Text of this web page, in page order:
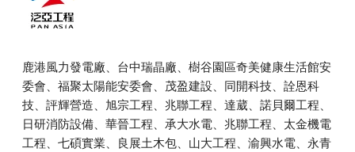
鹿港風力發電廠、台中瑞晶廠、樹谷園區奇美健康生活館安
委會、福聚太陽能安委會、茂盈建設、同開科技、詮恩科
技、評輝營造、旭宗工程、兆聯工程、達葳、諾貝爾工程、
日研消防設備、華晉工程、承大水電、兆聯工程、太金機電
工程、七碩實業、良展土木包、山大工程、渝興水電、永青